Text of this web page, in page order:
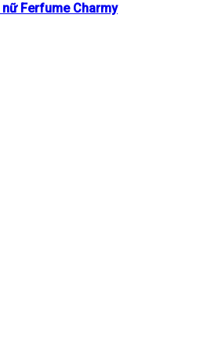
Ferfume Charmy